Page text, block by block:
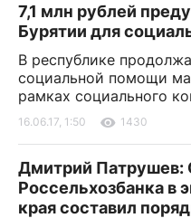
7,1 млн рублей
Бурятии для
В республике
социальной помощи
рамках социального
16.06.17, 1:50 1430
Дмитрий Патрушев:
Россельхозбанка в
края составил